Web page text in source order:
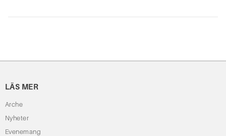
LÄS MER
Arche
Nyheter
Evenemang